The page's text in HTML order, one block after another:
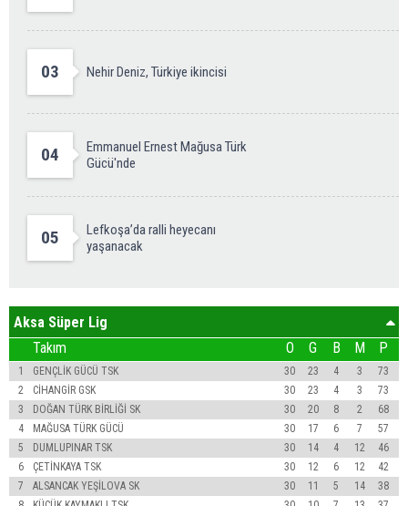
03 Nehir Deniz, Türkiye ikincisi
04
Emmanuel Ernest Mağusa Türk
Gücü'nde
05
Lefkoşa’da ralli heyecanı
yaşanacak
Aksa Süper Lig
Takım
O G B M P
1 GENÇLİK GÜCÜ TSK 30 23 4 3
73
2
CİHANGİR GSK 30 23 4 3
73
3
DOĞAN TÜRK BİRLİĞİ SK 30 20 8 2
68
4
MAĞUSA TÜRK GÜCÜ 30 17 6 7
57
5
DUMLUPINAR TSK 30 14 4 12
46
6
ÇETİNKAYA TSK 30 12 6 12
42
7
ALSANCAK YEŞİLOVA SK 30 11 5 14
38